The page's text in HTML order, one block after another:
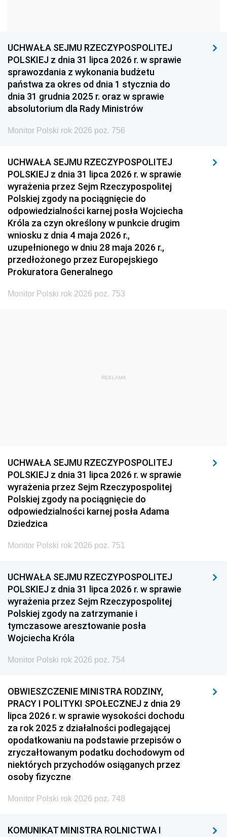
1939 1938 1937
1936 1930
UCHWAŁA SEJMU RZECZYPOSPOLITEJ
POLSKIEJ z dnia 31 lipca 2026 r. w sprawie
sprawozdania z wykonania budżetu
państwa za okres od dnia 1 stycznia do
dnia 31 grudnia 2025 r. oraz w sprawie
absolutorium dla Rady Ministrów
Monitor Polski rok 2026 poz. 756
UCHWAŁA SEJMU RZECZYPOSPOLITEJ
POLSKIEJ z dnia 31 lipca 2026 r. w sprawie
wyrażenia przez Sejm Rzeczypospolitej
Polskiej zgody na pociągnięcie do
odpowiedzialności karnej posła Wojciecha
Króla za czyn określony w punkcie drugim
wniosku z dnia 4 maja 2026 r.,
uzupełnionego w dniu 28 maja 2026 r.,
przedłożonego przez Europejskiego
Prokuratora Generalnego
Monitor Polski rok 2026 poz. 753
REKLAMA
UCHWAŁA SEJMU RZECZYPOSPOLITEJ
POLSKIEJ z dnia 31 lipca 2026 r. w sprawie
wyrażenia przez Sejm Rzeczypospolitej
Polskiej zgody na pociągnięcie do
odpowiedzialności karnej posła Adama
Dziedzica
Monitor Polski rok 2026 poz. 751
UCHWAŁA SEJMU RZECZYPOSPOLITEJ
POLSKIEJ z dnia 31 lipca 2026 r. w sprawie
wyrażenia przez Sejm Rzeczypospolitej
Polskiej zgody na zatrzymanie i
tymczasowe aresztowanie posła
Wojciecha Króla
Monitor Polski rok 2026 poz. 754
OBWIESZCZENIE MINISTRA RODZINY,
PRACY I POLITYKI SPOŁECZNEJ z dnia 29
lipca 2026 r. w sprawie wysokości dochodu
za rok 2025 z działalności podlegającej
opodatkowaniu na podstawie przepisów o
zryczałtowanym podatku dochodowym od
niektórych przychodów osiąganych przez
osoby fizyczne
Monitor Polski rok 2026 poz. 748
KOMUNIKAT MINISTRA ROLNICTWA I